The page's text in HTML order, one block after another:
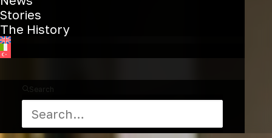
Stories
The History
Search